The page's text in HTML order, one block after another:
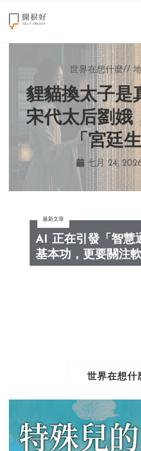
來點正能量
世界在想什麼
創造美好生活
小孩不是噩夢
職場商業經濟
影片專區
關於我們
來點正能量//
鐘穎談善終：
與陪伴永遠不
多麼
七月 29,
小孩不是噩夢//
自己打電話就
維新作《沒問
孩子的學
七月 31,
來點正能量
秒讀秒回就是
揭開現代人的
覺
八月 03,
世界在想什麼//
貍貓換太子是
宋代太后劉娥
「宮廷
七月 24,
AI 正在引發「智慧通
基本功，更要關注軟
最新文章
世界在想什麼